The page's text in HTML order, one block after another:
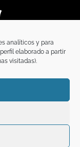
analíticos y para
elaborado a partir
visitadas).
de propiedad
titular o tiene la